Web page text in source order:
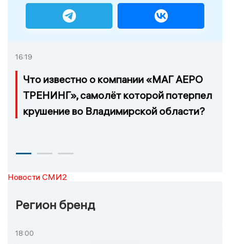
16:19
Что известно о компании «МАГ АЕРО
ТРЕНИНГ», самолёт которой потерпел
крушение во Владимирской области?
Новости СМИ2
Регион бренд
18:00